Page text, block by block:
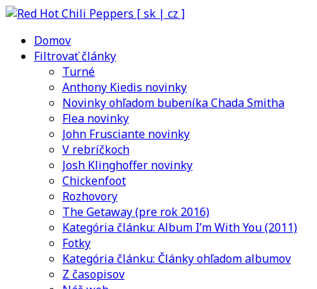
Domov
Filtrovať články
Turné
Anthony Kiedis novinky
Novinky ohľadom bubeníka Chada Smitha
Flea novinky
John Frusciante novinky
V rebríčkoch
Josh Klinghoffer novinky
Chickenfoot
Rozhovory
The Getaway (pre rok 2016)
Kategória článku: Album I’m With You (2011)
Fotky
Kategória článku: Články ohľadom albumov
Z časopisov